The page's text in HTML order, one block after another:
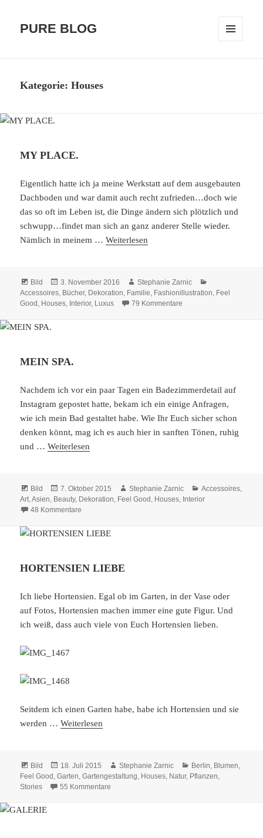
PURE BLOG
Kategorie:Houses
MY PLACE.
Eigentlich hatte ich ja meine Werkstatt auf dem ausgebauten
Dachboden und war damit auch recht zufrieden…doch wie
das so oft im Leben ist, die Dinge ändern sich plötzlich und
schwupp…findet man sich an ganz anderer Stelle wieder.
Nämlich in meinem …Weiterlesen
Format
Bild
Veröffentlicht
am
3. November 2016 Autor
Stephanie Zarnic
Accessoires, Bücher, Dekoration, Familie, Fashionillustration, Feel
Good , Houses, Interior, Luxus 79 Kommentare
MEIN SPA.
Nachdem ich vor ein paar Tagen ein Badezimmerdetail auf
Instagram gepostet hatte, bekam ich ein einige Anfragen,
wie ich mein Bad gestaltet habe. Wie Ihr Euch sicher schon
denken könnt, mag ich es auch hier in sanften Tönen, ruhig
und …Weiterlesen
Format
Bild
Veröffentlicht
am
7. Oktober 2015 Autor
Stephanie Zarnic Kategorien
Accessoires,
Art,Asien, Beauty, Dekoration, Feel Good , Houses, Interior
48 Kommentare
HORTENSIEN LIEBE
Ich liebe Hortensien. Egal ob im Garten, in der Vase oder
auf Fotos, Hortensien machen immer eine gute Figur. Und
ich weiß, dass auch viele von Euch Hortensien lieben.
Seitdem ich einen Garten habe, habe ich Hortensien und sie
werden …Weiterlesen
Format
Bild
Veröffentlicht
am
18. Juli 2015 Autor
Stephanie Zarnic Kategorien
Berlin, Blumen,
Feel Good ,Garten,Gartengestaltung, Houses, Natur, Pflanzen,
Stories
55 Kommentare